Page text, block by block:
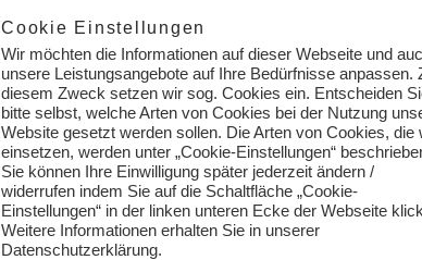
Der trocken
Subregion
Lambrusco, während
Reggiano, eine
Beide leben ihre
verdanken haben. Sie
Harmonie.
Cookie Einstellungen
Wir möchten die Informationen auf dieser Webseite und
unsere Leistungsangebote auf Ihre Bedürfnisse anpassen.
diesem Zweck setzen wir sog. Cookies ein. Entscheiden
bitte selbst, welche Arten von Cookies bei der Nutzung
Website gesetzt werden sollen. Die Arten von Cookies, die
einsetzen, werden unter „Cookie-Einstellungen“
Sie können Ihre Einwilligung später jederzeit ändern /
widerrufen indem Sie auf die Schaltfläche „Cookie-
Einstellungen“ in der linken unteren Ecke der Webseite
Weitere Informationen erhalten Sie in unserer
Datenschutzerklärung.